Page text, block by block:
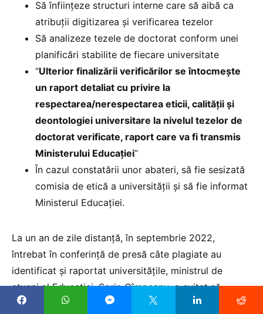
Să înființeze structuri interne care să aibă ca
atribuții digitizarea și verificarea tezelor
Să analizeze tezele de doctorat conform unei
planificări stabilite de fiecare universitate
“Ulterior finalizării verificărilor se întocmește
un raport detaliat cu privire la
respectarea/nerespectarea eticii, calității și
deontologiei universitare la nivelul tezelor de
doctorat verificate, raport care va fi transmis
Ministerului Educației”
În cazul constatării unor abateri, să fie sesizată
comisia de etică a universității și să fie informat
Ministerul Educației.
La un an de zile distanță, în septembrie 2022,
întrebat în conferință de presă câte plagiate au
identificat și raportat universitățile, ministrul de
atucni al Educației, Sorin Cîmpeanu, a evitat să
răspundă concret: „La finalul anului la care